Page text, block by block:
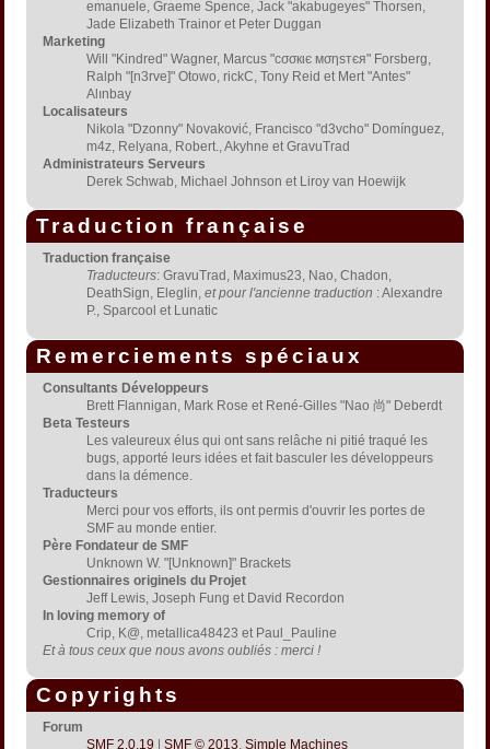
emanuele, Graeme Spence, Jack "akabugeyes" Thorsen,
Jade Elizabeth Trainor et Peter Duggan
Marketing
Will "Kindred" Wagner, Marcus "cσσкιє мσηѕтєя" Forsberg,
Ralph "[n3rve]" Otowo, rickC, Tony Reid et Mert "Antes"
Alınbay
Localisateurs
Nikola "Dzonny" Novaković, Francisco "d3vcho" Domínguez,
m4z, Relyana, Robert., Akyhne et GravuTrad
Administrateurs Serveurs
Derek Schwab, Michael Johnson et Liroy van Hoewijk
Traduction française
Traduction française
Traducteurs: GravuTrad, Maximus23, Nao, Chadon,
DeathSign, Eleglin, et pour l'ancienne traduction : Alexandre
P., Sparcool et Lunatic
Remerciements spéciaux
Consultants Développeurs
Brett Flannigan, Mark Rose et René-Gilles "Nao 尚" Deberdt
Beta Testeurs
Les valeureux élus qui ont sans relâche ni pitié traqué les
bugs, apporté leurs idées et fait basculer les développeurs
dans la démence.
Traducteurs
Merci pour vos efforts, ils ont permis d'ouvrir les portes de
SMF au monde entier.
Père Fondateur de SMF
Unknown W. "[Unknown]" Brackets
Gestionnaires originels du Projet
Jeff Lewis, Joseph Fung et David Recordon
In loving memory of
Crip, K@, metallica48423 et Paul_Pauline
Et à tous ceux que nous avons oubliés : merci !
Copyrights
Forum
SMF 2.0.19
SMF © 2013, Simple Machines